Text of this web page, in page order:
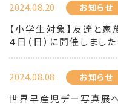
2024.08.20 お知らせ
【小学生対象】友達と
４日（日）に開催しました
2024.08.08 お知らせ
世界早産児デー写真展